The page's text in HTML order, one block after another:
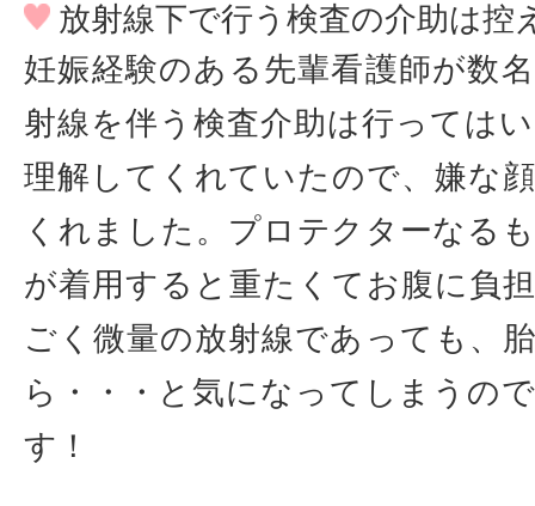
放射線下で行う検査の介助は控
妊娠経験のある先輩看護師が数
射線を伴う検査介助は行っては
理解してくれていたので、嫌な
くれました。プロテクターなる
が着用すると重たくてお腹に負
ごく微量の放射線であっても、
ら・・・と気になってしまうの
す！